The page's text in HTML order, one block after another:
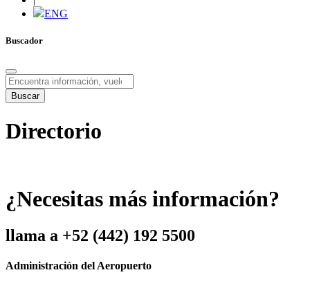
ENG
Buscador
Buscar
Directorio
¿Necesitas más información?
llama a +52 (442) 192 5500
Administración del Aeropuerto